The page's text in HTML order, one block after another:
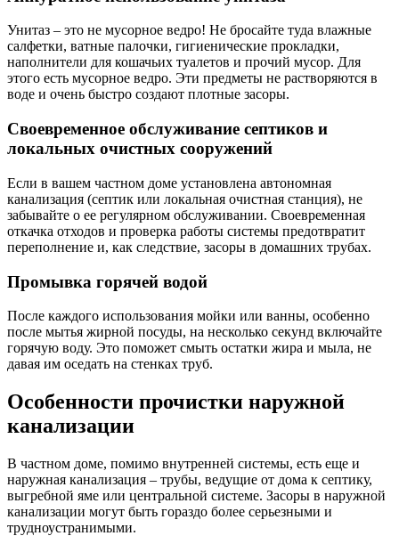
Унитаз – это не мусорное ведро! Не бросайте туда влажные
салфетки, ватные палочки, гигиенические прокладки,
наполнители для кошачьих туалетов и прочий мусор. Для
этого есть мусорное ведро. Эти предметы не растворяются в
воде и очень быстро создают плотные засоры.
Своевременное обслуживание септиков и
локальных очистных сооружений
Если в вашем частном доме установлена автономная
канализация (септик или локальная очистная станция), не
забывайте о ее регулярном обслуживании. Своевременная
откачка отходов и проверка работы системы предотвратит
переполнение и, как следствие, засоры в домашних трубах.
Промывка горячей водой
После каждого использования мойки или ванны, особенно
после мытья жирной посуды, на несколько секунд включайте
горячую воду. Это поможет смыть остатки жира и мыла, не
давая им оседать на стенках труб.
Особенности прочистки наружной
канализации
В частном доме, помимо внутренней системы, есть еще и
наружная канализация – трубы, ведущие от дома к септику,
выгребной яме или центральной системе. Засоры в наружной
канализации могут быть гораздо более серьезными и
трудноустранимыми.